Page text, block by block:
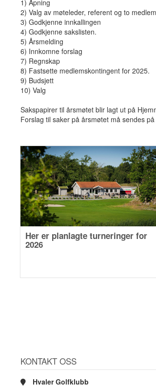
1) Åpning
2) Valg av møteleder, referent og to
3) Godkjenne innkallingen
4) Godkjenne sakslisten.
5) Årsmelding
6) Innkomne forslag
7) Regnskap
8) Fastsette medlemskontingent for 2025.
9) Budsjett
10) Valg
Sakspapirer til årsmøtet blir lagt ut på
Forslag til saker på årsmøtet må sendes
Her er planlagte turneringer for
2026
KONTAKT OSS
Hvaler Golfklubb